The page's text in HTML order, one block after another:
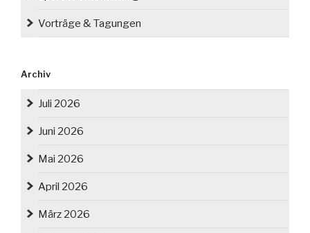
Vorträge & Tagungen
Archiv
Juli 2026
Juni 2026
Mai 2026
April 2026
März 2026